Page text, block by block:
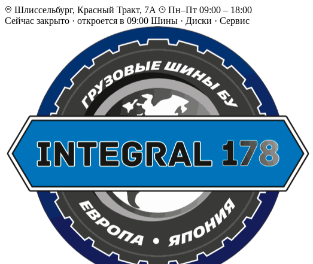
Шлиссельбург, Красный Тракт, 7А
Пн–Пт 09:00 – 18:00
Сейчас закрыто · откроется в 09:00 Шины · Диски · Сервис